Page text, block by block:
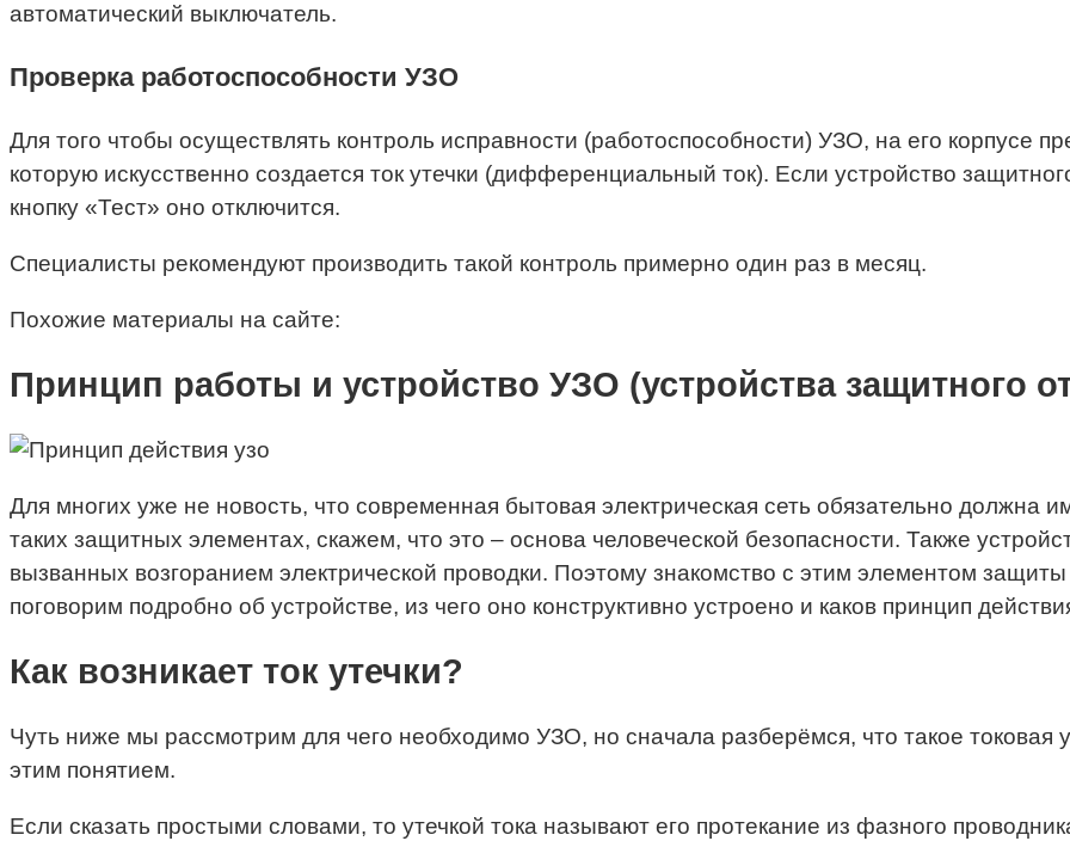
автоматический выключатель.
Проверка работоспособности УЗО
Для того чтобы осуществлять контроль исправности (работоспособности) УЗО, на его корпусе
которую искусственно создается ток утечки (дифференциальный ток). Если устройство
кнопку «Тест» оно отключится.
Специалисты рекомендуют производить такой контроль примерно один раз в месяц.
Похожие материалы на сайте:
Принцип работы и устройство УЗО (устройства защитного
Для многих уже не новость, что современная бытовая электрическая сеть обязательно должна
таких защитных элементах, скажем, что это – основа человеческой безопасности. Также
вызванных возгоранием электрической проводки. Поэтому знакомство с этим элементом
поговорим подробно об устройстве, из чего оно конструктивно устроено и каков принцип
Как возникает ток утечки?
Чуть ниже мы рассмотрим для чего необходимо УЗО, но сначала разберёмся, что такое токовая
этим понятием.
Если сказать простыми словами, то утечкой тока называют его протекание из фазного